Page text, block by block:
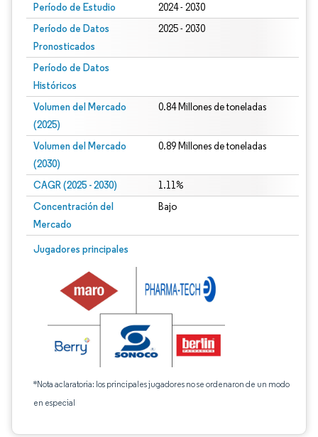
Período de Estudio 2024 - 2030
Período de Datos
Pronosticados
2025 - 2030
Período de Datos
Históricos
Volumen del Mercado
(2025)
0.84 Millones de toneladas
Volumen del Mercado
(2030)
0.89 Millones de toneladas
CAGR (2025 - 2030) 1.11%
Concentración del
Mercado
Bajo
Jugadores principales
*Nota aclaratoria: los principales jugadores no se ordenaron de un modo
en especial